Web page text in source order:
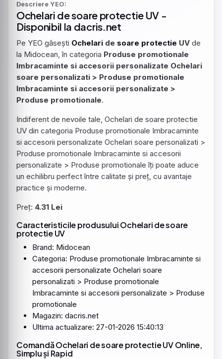
Descriere YEO:
Ochelari desoare protectieUV -
Disponibil la dacris.net
Pe YEO găsești Ochelari de soare protectie UV de
la Midocean, în categoria Produse promotionale
Imbracaminte si accesorii personalizate Ochelari
soare personalizati > Produse promotionale
Imbracaminte si accesorii personalizate >
Produse promotionale.
Indiferent de nevoile tale, Ochelari de soare protectie
UV din categoria Produse promotionale Imbracaminte
si accesorii personalizate Ochelari soare personalizati >
Produse promotionale Imbracaminte si accesorii
personalizate > Produse promotionale îți poate aduce
un echilibru perfect între calitate și preț, cu avantaje
practice și moderne.
Preț: 4.31 Lei
Caracteristicile produsuluiOchelaridesoare
protectieUV
Brand: Midocean
Categoria: Produse promotionale Imbracaminte si
accesorii personalizate Ochelari soare
personalizati > Produse promotionale
Imbracaminte si accesorii personalizate > Produse
promotionale
Magazin: dacris.net
Ultima actualizare: 27-01-2026 15:40:13
Comandă Ochelari de soare protectie UV Online,
Simplu și Rapid